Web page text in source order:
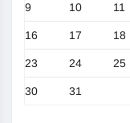
9 10 11
16 17 18
23 24 25
30 31